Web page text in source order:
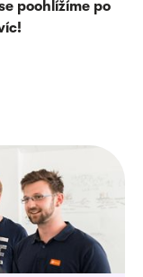
poohlížíme po